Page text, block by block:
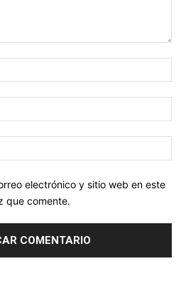
electrónico y sitio web en este
que comente.